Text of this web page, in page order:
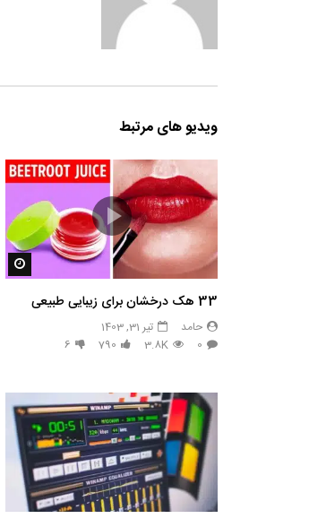
ویدیو های مرتبط
33 هک درخشان برای زیبایی طبیعی
حامد
تیر 31, 1403
0
3.8K
790
6